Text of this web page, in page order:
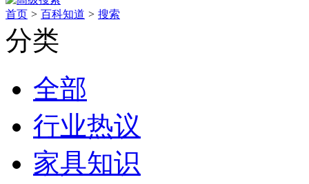
首页 > 百科知道 > 搜索
分类
全部
行业热议
家具知识